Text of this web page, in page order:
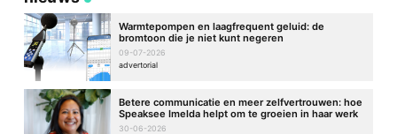
Warmtepompen en laagfrequent geluid: de
bromtoon die je niet kunt negeren
09-07-2026
advertorial
Betere communicatie en meer zelfvertrouwen: hoe
Speaksee Imelda helpt om te groeien in haar werk
30-06-2026